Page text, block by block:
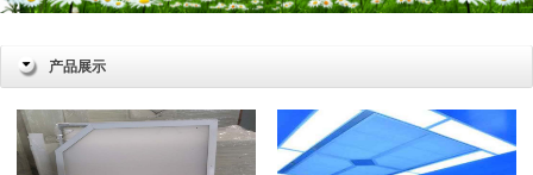
产品展示